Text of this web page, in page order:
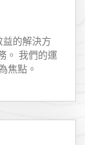
益的解決方
。 我們的運
焦點。